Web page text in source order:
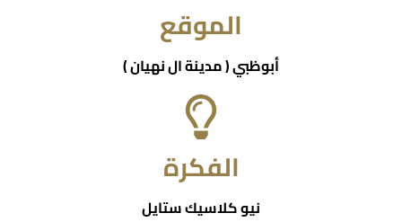
الموقع
أبوظبي ( مدينة ال نهيان )
الفكرة
نيو كلاسيك ستايل